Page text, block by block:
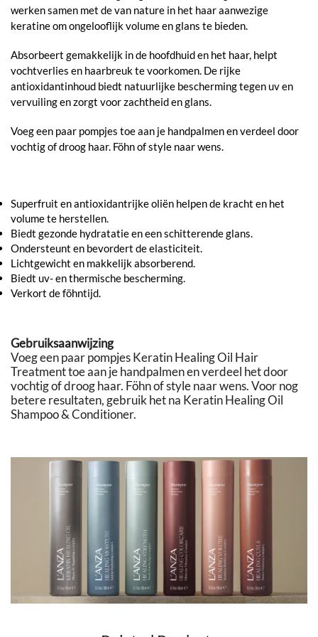
werken samen met de van nature in het haar aanwezige
keratine om ongelooflijk volume en glans te bieden.
Absorbeert gemakkelijk in de hoofdhuid en het haar, helpt
vochtverlies en haarbreuk te voorkomen. De rijke
antioxidantinhoud biedt natuurlijke bescherming tegen uv en
vervuiling en zorgt voor zachtheid en glans.
Voeg een paar pompjes toe aan je handpalmen en verdeel door
vochtig of droog haar. Föhn of style naar wens.
Superfruit en antioxidantrijke oliën helpen de kracht en het
volume te herstellen.
Biedt gezonde hydratatie en een schitterende glans.
Ondersteunt en bevordert de elasticiteit.
Lichtgewicht en makkelijk absorberend.
Biedt uv- en thermische bescherming.
Verkort de föhntijd.
Gebruiksaanwijzing
Voeg een paar pompjes Keratin Healing Oil Hair
Treatment toe aan je handpalmen en verdeel het door
vochtig of droog haar. Föhn of style naar wens. Voor nog
betere resultaten, gebruik het na Keratin Healing Oil
Shampoo & Conditioner.